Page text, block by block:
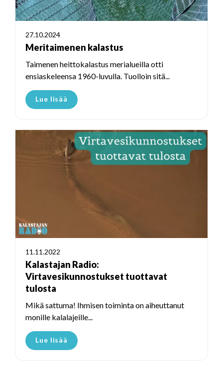
27.10.2024
Meritaimenen kalastus
Taimenen heittokalastus merialueilla otti
ensiaskeleensa 1960-luvulla. Tuolloin sitä...
Lue lisää
11.11.2022
Kalastajan Radio:
Virtavesikunnostukset tuottavat
tulosta
Mikä sattuma! Ihmisen toiminta on aiheuttanut
monille kalalajeille...
Lue lisää